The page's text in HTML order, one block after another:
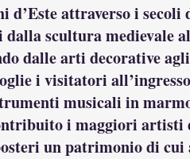
d’Este attraverso i
scultura medievale
dalle arti decorative
i visitatori
musicali in
i maggiori artisti
un patrimonio di cui